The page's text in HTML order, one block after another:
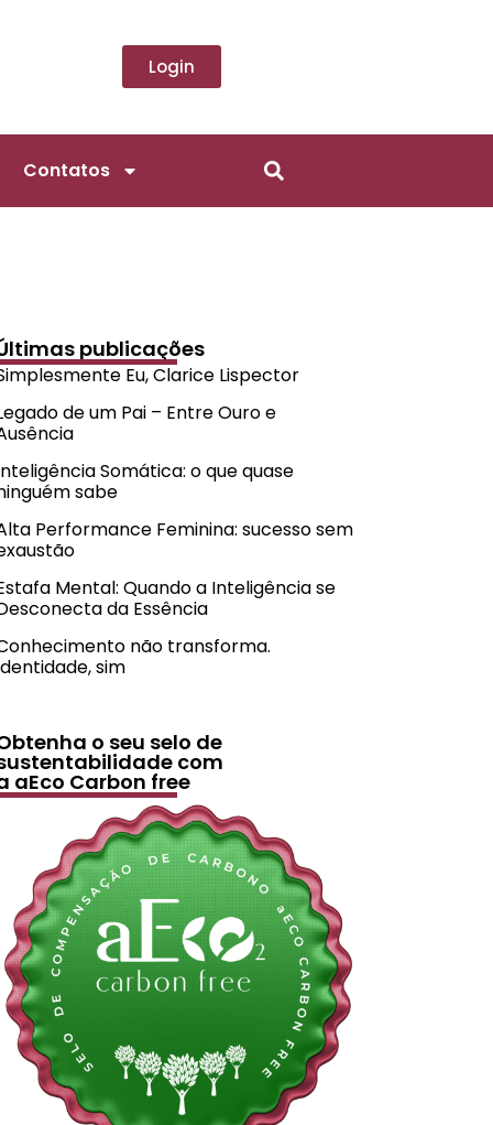
Login
Contatos
publicações
Eu, Clarice Lispector
de um Pai – Entre Ouro e
Somática: o que quase
sabe
Performance Feminina: sucesso sem
Mental: Quando a Inteligência se
da Essência
não transforma.
sim
o seu selo de
com
aEco Carbon free